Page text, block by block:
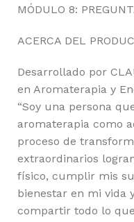
MÓDULO 8:
ACERCA DEL
Desarrollado por
en Aromaterapia y
“Soy una persona
aromaterapia como
proceso de
extraordinarios
físico, cumplir mis
bienestar en mi vida
compartir todo lo